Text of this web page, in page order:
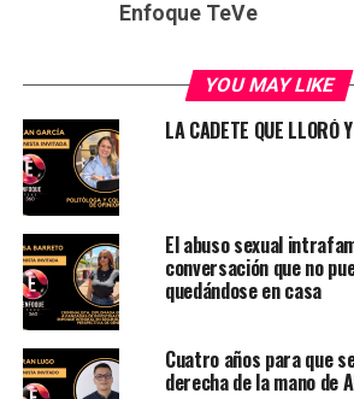
Enfoque TeVe
YOU MAY LIKE
LA CADETE QUE LLORÓ
El abuso sexual
conversación que no
quedándose en casa
Cuatro años para que
derecha de la mano de